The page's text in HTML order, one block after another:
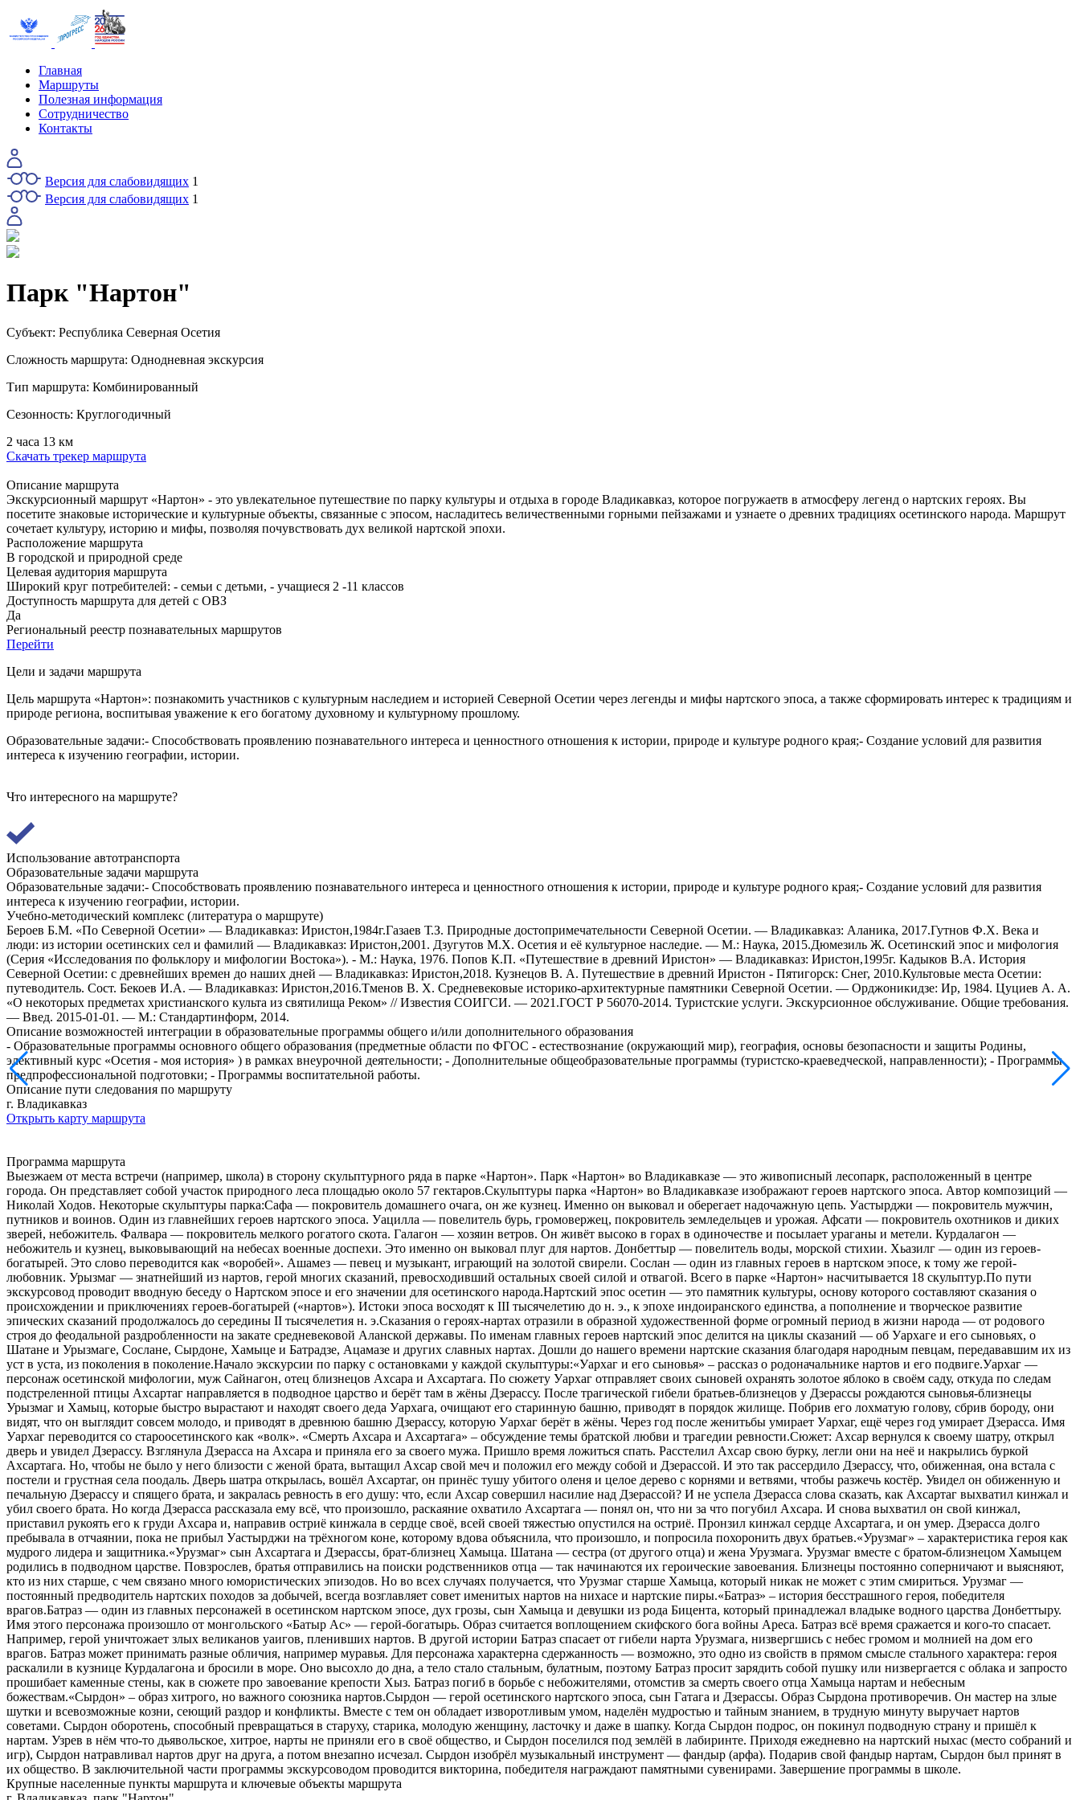
Главная
Маршруты
Полезная информация
Сотрудничество
Контакты
Версия для слабовидящих 1
Версия для слабовидящих 1
Парк "Нартон"
Субъект: Республика Северная Осетия
Сложность маршрута: Однодневная экскурсия
Тип маршрута: Комбинированный
Сезонность: Круглогодичный
2 часа 13 км
Скачать трекер маршрута
Описание маршрута
Экскурсионный маршрут «Нартон» - это увлекательное путешествие по парку культуры и отдыха в городе Владикавказ, которое погружаетв в атмосферу легенд о нартских героях. Вы
посетите знаковые исторические и культурные объекты, связанные с эпосом, насладитесь величественными горными пейзажами и узнаете о древних традициях осетинского народа. Маршрут
сочетает культуру, историю и мифы, позволяя почувствовать дух великой нартской эпохи.
Расположение маршрута
В городской и природной среде
Целевая аудитория маршрута
Широкий круг потребителей: - семьи с детьми, - учащиеся 2 -11 классов
Доступность маршрута для детей с ОВЗ
Да
Региональный реестр познавательных маршрутов
Перейти
Цели и задачи маршрута
Цель маршрута «Нартон»: познакомить участников с культурным наследием и историей Северной Осетии через легенды и мифы нартского эпоса, а также сформировать интерес к традициям и
природе региона, воспитывая уважение к его богатому духовному и культурному прошлому.
Образовательные задачи:- Способствовать проявлению познавательного интереса и ценностного отношения к истории, природе и культуре родного края;- Создание условий для развития
интереса к изучению географии, истории.
Что интересного на маршруте?
Использование автотранспорта
Образовательные задачи маршрута
Образовательные задачи:- Способствовать проявлению познавательного интереса и ценностного отношения к истории, природе и культуре родного края;- Создание условий для развития
интереса к изучению географии, истории.
Учебно-методический комплекс (литература о маршруте)
Бероев Б.М. «По Северной Осетии» — Владикавказ: Иристон,1984г.Газаев Т.З. Природные достопримечательности Северной Осетии. — Владикавказ: Аланика, 2017.Гутнов Ф.Х. Века и
люди: из истории осетинских сел и фамилий — Владикавказ: Иристон,2001. Дзугутов М.Х. Осетия и её культурное наследие. — М.: Наука, 2015.Дюмезиль Ж. Осетинский эпос и мифология
(Серия «Исследования по фольклору и мифологии Востока»). - М.: Наука, 1976. Попов К.П. «Путешествие в древний Иристон» — Владикавказ: Иристон,1995г. Кадыков В.А. История
Северной Осетии: с древнейших времен до наших дней — Владикавказ: Иристон,2018. Кузнецов В. А. Путешествие в древний Иристон - Пятигорск: Снег, 2010.Культовые места Осетии:
путеводитель. Сост. Бекоев И.А. — Владикавказ: Иристон,2016.Тменов В. Х. Средневековые историко-архитектурные памятники Северной Осетии. — Орджоникидзе: Ир, 1984. Цуциев А. А.
«О некоторых предметах христианского культа из святилища Реком» // Известия СОИГСИ. — 2021.ГОСТ Р 56070-2014. Туристские услуги. Экскурсионное обслуживание. Общие требования.
— Введ. 2015-01-01. — М.: Стандартинформ, 2014.
Описание возможностей интеграции в образовательные программы общего и/или дополнительного образования
- Образовательные программы основного общего образования (предметные области по ФГОС - естествознание (окружающий мир), география, основы безопасности и защиты Родины,
элективный курс «Осетия - моя история» ) в рамках внеурочной деятельности; - Дополнительные общеобразовательные программы (туристско-краеведческой, направленности); - Программы
предпрофессиональной подготовки; - Программы воспитательной работы.
Описание пути следования по маршруту
г. Владикавказ
Открыть карту маршрута
Программа маршрута
Выезжаем от места встречи (например, школа) в сторону скульптурного ряда в парке «Нартон». Парк «Нартон» во Владикавказе — это живописный лесопарк, расположенный в центре
города. Он представляет собой участок природного леса площадью около 57 гектаров.Скульптуры парка «Нартон» во Владикавказе изображают героев нартского эпоса. Автор композиций —
Николай Ходов. Некоторые скульптуры парка:Сафа — покровитель домашнего очага, он же кузнец. Именно он выковал и оберегает надочажную цепь. Уастырджи — покровитель мужчин,
путников и воинов. Один из главнейших героев нартского эпоса. Уацилла — повелитель бурь, громовержец, покровитель земледельцев и урожая. Афсати — покровитель охотников и диких
зверей, небожитель. Фалвара — покровитель мелкого рогатого скота. Галагон — хозяин ветров. Он живёт высоко в горах в одиночестве и посылает ураганы и метели. Курдалагон —
небожитель и кузнец, выковывающий на небесах военные доспехи. Это именно он выковал плуг для нартов. Донбеттыр — повелитель воды, морской стихии. Хьазилг — один из героев-
богатырей. Это слово переводится как «воробей». Ашамез — певец и музыкант, играющий на золотой свирели. Сослан — один из главных героев в нартском эпосе, к тому же герой-
любовник. Урызмаг — знатнейший из нартов, герой многих сказаний, превосходивший остальных своей силой и отвагой. Всего в парке «Нартон» насчитывается 18 скульптур.По пути
экскурсовод проводит вводную беседу о Нартском эпосе и его значении для осетинского народа.Нартский эпос осетин — это памятник культуры, основу которого составляют сказания о
происхождении и приключениях героев-богатырей («нартов»). Истоки эпоса восходят к III тысячелетию до н. э., к эпохе индоиранского единства, а пополнение и творческое развитие
эпических сказаний продолжалось до середины II тысячелетия н. э.Сказания о героях-нартах отразили в образной художественной форме огромный период в жизни народа — от родового
строя до феодальной раздробленности на закате средневековой Аланской державы. По именам главных героев нартский эпос делится на циклы сказаний — об Уархаге и его сыновьях, о
Шатане и Урызмаге, Сослане, Сырдоне, Хамыце и Батрадзе, Ацамазе и других славных нартах. Дошли до нашего времени нартские сказания благодаря народным певцам, передававшим их из
уст в уста, из поколения в поколение.Начало экскурсии по парку с остановками у каждой скульптуры:«Уархаг и его сыновья» – рассказ о родоначальнике нартов и его подвиге.Уархаг —
персонаж осетинской мифологии, муж Сайнагон, отец близнецов Ахсара и Ахсартага. По сюжету Уархаг отправляет своих сыновей охранять золотое яблоко в своём саду, откуда по следам
подстреленной птицы Ахсартаг направляется в подводное царство и берёт там в жёны Дзерассу. После трагической гибели братьев-близнецов у Дзерассы рождаются сыновья-близнецы
Урызмаг и Хамыц, которые быстро вырастают и находят своего деда Уархага, очищают его старинную башню, приводят в порядок жилище. Побрив его лохматую голову, сбрив бороду, они
видят, что он выглядит совсем молодо, и приводят в древнюю башню Дзерассу, которую Уархаг берёт в жёны. Через год после женитьбы умирает Уархаг, ещё через год умирает Дзерасса. Имя
Уархаг переводится со староосетинского как «волк». «Смерть Ахсара и Ахсартага» – обсуждение темы братской любви и трагедии ревности.Сюжет: Ахсар вернулся к своему шатру, открыл
дверь и увидел Дзерассу. Взглянула Дзерасса на Ахсара и приняла его за своего мужа. Пришло время ложиться спать. Расстелил Ахсар свою бурку, легли они на неё и накрылись буркой
Ахсартага. Но, чтобы не было у него близости с женой брата, вытащил Ахсар свой меч и положил его между собой и Дзерассой. И это так рассердило Дзерассу, что, обиженная, она встала с
постели и грустная села поодаль. Дверь шатра открылась, вошёл Ахсартаг, он принёс тушу убитого оленя и целое дерево с корнями и ветвями, чтобы разжечь костёр. Увидел он обиженную и
печальную Дзерассу и спящего брата, и закралась ревность в его душу: что, если Ахсар совершил насилие над Дзерассой? И не успела Дзерасса слова сказать, как Ахсартаг выхватил кинжал и
убил своего брата. Но когда Дзерасса рассказала ему всё, что произошло, раскаяние охватило Ахсартага — понял он, что ни за что погубил Ахсара. И снова выхватил он свой кинжал,
приставил рукоять его к груди Ахсара и, направив остриё кинжала в сердце своё, всей своей тяжестью опустился на остриё. Пронзил кинжал сердце Ахсартага, и он умер. Дзерасса долго
пребывала в отчаянии, пока не прибыл Уастырджи на трёхногом коне, которому вдова объяснила, что произошло, и попросила похоронить двух братьев.«Урузмаг» – характеристика героя как
мудрого лидера и защитника.«Урузмаг» сын Ахсартага и Дзерассы, брат-близнец Хамыца. Шатана — сестра (от другого отца) и жена Урузмага. Урузмаг вместе с братом-близнецом Хамыцем
родились в подводном царстве. Повзрослев, братья отправились на поиски родственников отца — так начинаются их героические завоевания. Близнецы постоянно соперничают и выясняют,
кто из них старше, с чем связано много юмористических эпизодов. Но во всех случаях получается, что Урузмаг старше Хамыца, который никак не может с этим смириться. Урузмаг —
постоянный предводитель нартских походов за добычей, всегда возглавляет совет именитых нартов на нихасе и нартские пиры.«Батраз» – история бесстрашного героя, победителя
врагов.Батраз — один из главных персонажей в осетинском нартском эпосе, дух грозы, сын Хамыца и девушки из рода Бицента, который принадлежал владыке водного царства Донбеттыру.
Имя этого персонажа произошло от монгольского «Батыр Ас» — герой-богатырь. Образ считается воплощением скифского бога войны Ареса. Батраз всё время сражается и кого-то спасает.
Например, герой уничтожает злых великанов уаигов, пленивших нартов. В другой истории Батраз спасает от гибели нарта Урузмага, низвергшись с небес громом и молнией на дом его
врагов. Батраз может принимать разные обличия, например муравья. Для персонажа характерна сдержанность — возможно, это одно из свойств в прямом смысле стального характера: героя
раскалили в кузнице Курдалагона и бросили в море. Оно высохло до дна, а тело стало стальным, булатным, поэтому Батраз просит зарядить собой пушку или низвергается с облака и запросто
прошибает каменные стены, как в сюжете про завоевание крепости Хыз. Батраз погиб в борьбе с небожителями, отомстив за смерть своего отца Хамыца нартам и небесным
божествам.«Сырдон» – образ хитрого, но важного союзника нартов.Сырдон — герой осетинского нартского эпоса, сын Гатага и Дзерассы. Образ Сырдона противоречив. Он мастер на злые
шутки и всевозможные козни, сеющий раздор и конфликты. Вместе с тем он обладает изворотливым умом, наделён мудростью и тайным знанием, в трудную минуту выручает нартов
советами. Сырдон оборотень, способный превращаться в старуху, старика, молодую женщину, ласточку и даже в шапку. Когда Сырдон подрос, он покинул подводную страну и пришёл к
нартам. Узрев в нём что-то дьявольское, хитрое, нарты не приняли его в своё общество, и Сырдон поселился под землёй в лабиринте. Приходя ежедневно на нартский ныхас (место собраний и
игр), Сырдон натравливал нартов друг на друга, а потом внезапно исчезал. Сырдон изобрёл музыкальный инструмент — фандыр (арфа). Подарив свой фандыр нартам, Сырдон был принят в
их общество. В заключительной части программы экскурсоводом проводится викторина, победителя награждают памятными сувенирами. Завершение программы в школе.
Крупные населенные пункты маршрута и ключевые объекты маршрута